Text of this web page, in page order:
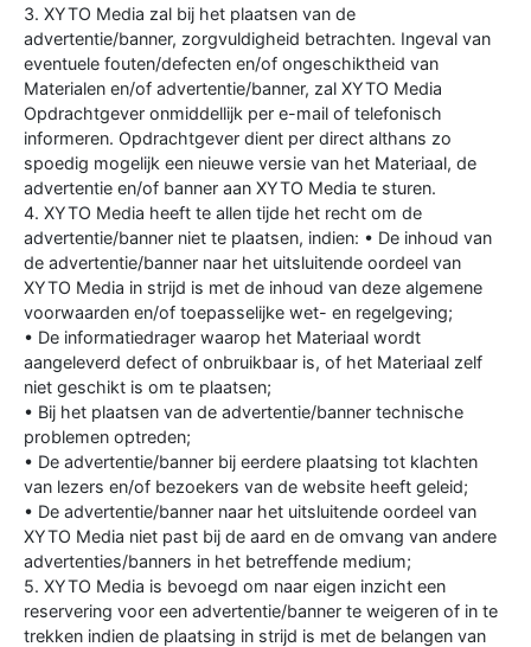
3. XYTO Media zal bij het plaatsen van de
advertentie/banner, zorgvuldigheid betrachten. Ingeval van
eventuele fouten/defecten en/of ongeschiktheid van
Materialen en/of advertentie/banner, zal XYTO Media
Opdrachtgever onmiddellijk per e-mail of telefonisch
informeren. Opdrachtgever dient per direct althans zo
spoedig mogelijk een nieuwe versie van het Materiaal, de
advertentie en/of banner aan XYTO Media te sturen.
4. XYTO Media heeft te allen tijde het recht om de
advertentie/banner niet te plaatsen, indien: • De inhoud van
de advertentie/banner naar het uitsluitende oordeel van
XYTO Media in strijd is met de inhoud van deze algemene
voorwaarden en/of toepasselijke wet- en regelgeving;
• De informatiedrager waarop het Materiaal wordt
aangeleverd defect of onbruikbaar is, of het Materiaal zelf
niet geschikt is om te plaatsen;
• Bij het plaatsen van de advertentie/banner technische
problemen optreden;
• De advertentie/banner bij eerdere plaatsing tot klachten
van lezers en/of bezoekers van de website heeft geleid;
• De advertentie/banner naar het uitsluitende oordeel van
XYTO Media niet past bij de aard en de omvang van andere
advertenties/banners in het betreffende medium;
5. XYTO Media is bevoegd om naar eigen inzicht een
reservering voor een advertentie/banner te weigeren of in te
trekken indien de plaatsing in strijd is met de belangen van